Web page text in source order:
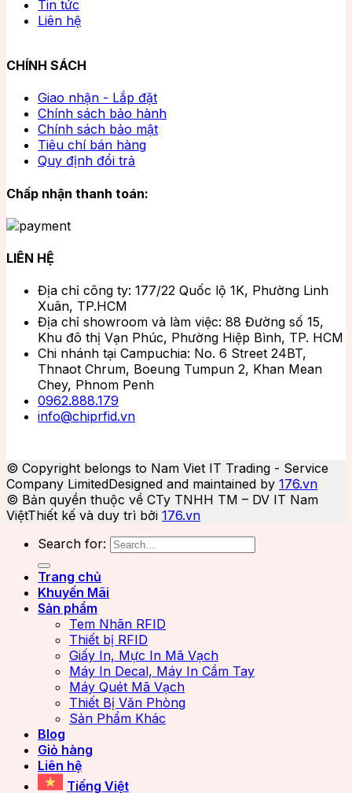
Tin tức
Liên hệ
CHÍNH SÁCH
Giao nhận - Lắp đặt
Chính sách bảo hành
Chính sách bảo mật
Tiêu chí bán hàng
Quy định đổi trả
Chấp nhận thanh toán:
LIÊN HỆ
Địa chỉ công ty: 177/22 Quốc lộ 1K, Phường Linh
Xuân, TP.HCM
Địa chỉ showroom và làm việc: 88 Đường số 15,
Khu đô thị Vạn Phúc, Phường Hiệp Bình, TP. HCM
Chi nhánh tại Campuchia: No. 6 Street 24BT,
Thnaot Chrum, Boeung Tumpun 2, Khan Mean
Chey, Phnom Penh
0962.888.179
info@chiprfid.vn
© Copyright belongs to Nam Viet IT Trading - Service
Company LimitedDesigned and maintained by 176.vn
© Bản quyền thuộc về CTy TNHH TM – DV IT Nam
ViệtThiết kế và duy trì bởi 176.vn
Search for:
Trang chủ
Khuyến Mãi
Sản phẩm
Tem Nhãn RFID
Thiết bị RFID
Giấy In, Mực In Mã Vạch
Máy In Decal, Máy In Cầm Tay
Máy Quét Mã Vạch
Thiết Bị Văn Phòng
Sản Phẩm Khác
Blog
Giỏ hàng
Liên hệ
Tiếng Việt